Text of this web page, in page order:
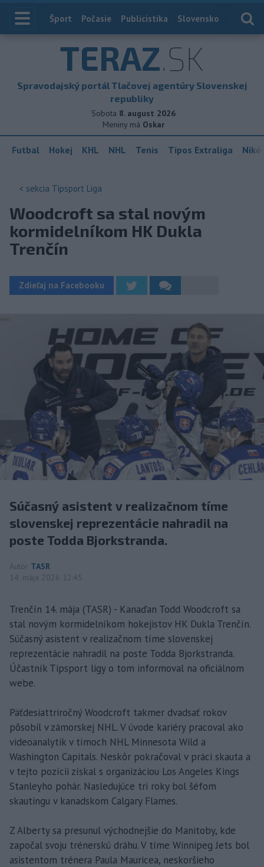
Index
Šport Počasie Publicistika Slovensko
TERAZ.SK
Spravodajský portál Tlačovej agentúry Slovenskej
republiky
Sobota 8. august 2026
Meniny má Oskar
Futbal Hokej KHL NHL Tenis Tipos Extraliga
< sekcia Tipsport Liga
Woodcroft sa stal novým
kormidelníkom HK Dukla
Trenčín
Zdieľaj na Facebooku
Súčasný asistent v realizačnom tíme
slovenskej reprezentácie nahradil na
poste Todda Bjorkstranda.
Autor TASR
14. mája 2026 12:45
Trenčín 14. mája (TASR) - Kanaďan Todd Woodcroft sa
stal novým kormidelníkom hokejistov HK Dukla Trenčín.
Súčasný asistent v realizačnom tíme slovenskej
reprezentácie nahradil na poste Todda Bjorkstranda.
Účastník Tipsport ligy o tom informoval na oficiálnom
webe.
Päťdesiattriročný Woodcroft takmer dvadsať rokov
pôsobil v zámorskej NHL. V úvode kariéry pracoval ako
videoanalytik v tímoch NHL Minnesota Wild a
Washington Capitals. Neskôr pokračoval v práci skauta a
v tejto pozícii získal s organizáciou Los Angeles Kings
Stanleyho pohár. Nasledujúce tri roky bol šéfom
skautingu v kanadskom Calgary Flames.
Z Alberty sa presunul východnejšie do Manitoby, kde
započal svoju trénerskú dráhu. V tíme Winnipeg Jets bol
asistentom trénera Paula Mauricea, neskoršieho